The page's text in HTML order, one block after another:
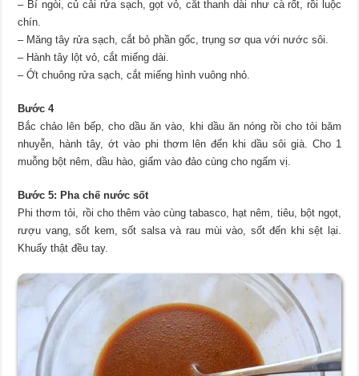
– Bí ngòi, củ cải rửa sạch, gọt vỏ, cắt thanh dài như cà rốt, rồi luộc
chín.
– Măng tây rửa sạch, cắt bỏ phần gốc, trụng sơ qua với nước sôi.
– Hành tây lột vỏ, cắt miếng dài.
– Ớt chuông rửa sạch, cắt miếng hình vuông nhỏ.
Bước 4
Bắc chảo lên bếp, cho dầu ăn vào, khi dầu ăn nóng rồi cho tỏi băm
nhuyễn, hành tây, ớt vào phi thơm lên đến khi dầu sôi già. Cho 1
muỗng bột nêm, dầu hào, giấm vào đảo cùng cho ngấm vị.
Bước 5: Pha chế nước sốt
Phi thơm tỏi, rồi cho thêm vào cùng tabasco, hạt nêm, tiêu, bột ngọt,
rượu vang, sốt kem, sốt salsa và rau mùi vào, sốt đến khi sệt lại.
Khuấy thật đều tay.